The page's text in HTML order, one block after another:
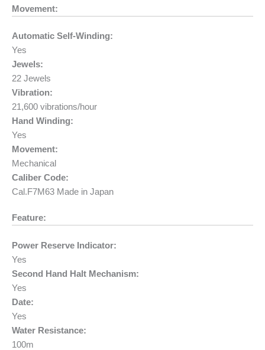
Movement:
Automatic Self-Winding:
Yes
Jewels:
22 Jewels
Vibration:
21,600 vibrations/hour
Hand Winding:
Yes
Movement:
Mechanical
Caliber Code:
Cal.F7M63 Made in Japan
Feature:
Power Reserve Indicator:
Yes
Second Hand Halt Mechanism:
Yes
Date:
Yes
Water Resistance:
100m